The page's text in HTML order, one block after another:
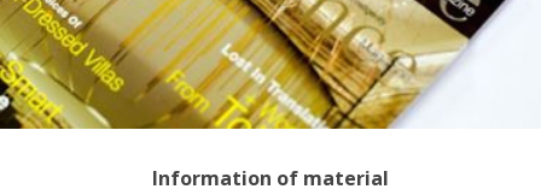
Information of material